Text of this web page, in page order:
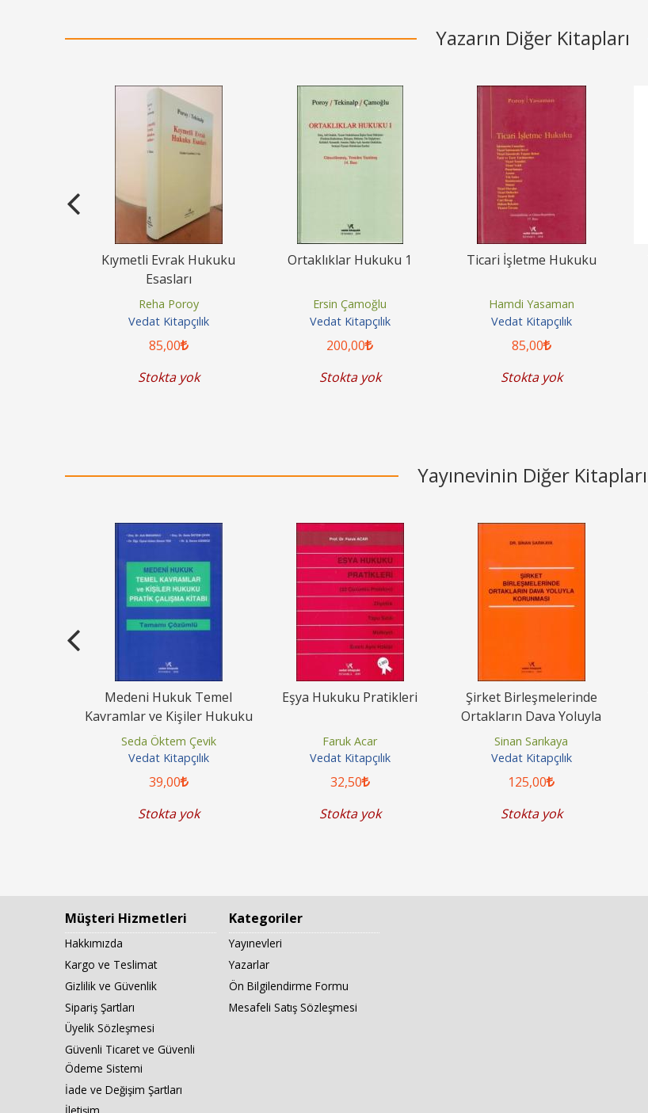
Yazarın Diğer Kitapları
Kıymetli Evrak Hukuku
Esasları
Reha Poroy
Vedat Kitapçılık
85,00
Stokta yok
Ortaklıklar Hukuku 1
Ersin Çamoğlu
Vedat Kitapçılık
200,00
Stokta yok
Ticari İşletme Hukuku
Hamdi Yasaman
Vedat Kitapçılık
85,00
Stokta yok
Yayınevinin Diğer Kitapları
Medeni Hukuk Temel
Kavramlar ve Kişiler Hukuku
Seda Öktem Çevik
Vedat Kitapçılık
39,00
Stokta yok
Eşya Hukuku Pratikleri
Faruk Acar
Vedat Kitapçılık
32,50
Stokta yok
Şirket Birleşmelerinde
Ortakların Dava Yoluyla
Korunması
Sinan Sarıkaya
Vedat Kitapçılık
125,00
Stokta yok
Müşteri Hizmetleri
Hakkımızda
Kargo ve Teslimat
Gizlilik ve Güvenlik
Sipariş Şartları
Üyelik Sözleşmesi
Güvenli Ticaret ve Güvenli
Ödeme Sistemi
İade ve Değişim Şartları
Kategoriler
Yayınevleri
Yazarlar
Ön Bilgilendirme Formu
Mesafeli Satış Sözleşmesi